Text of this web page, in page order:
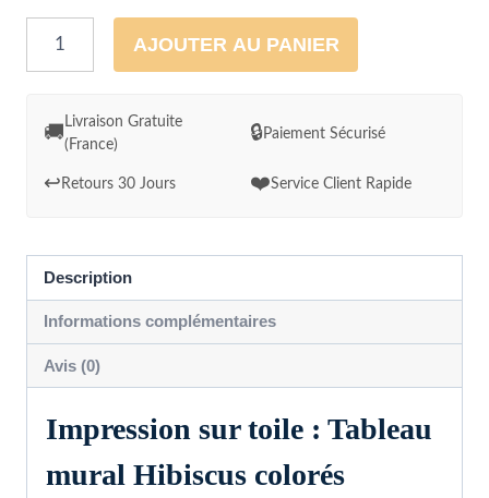
quantité
mural
Hibiscus
colorés
AJOUTER AU PANIER
🚚
Livraison Gratuite
(France)
🔒Paiement Sécurisé
↩️ Retours 30 Jours ❤️Service Client Rapide
Description
Informations complémentaires
Avis (0)
Impression sur toile : Tableau
mural Hibiscus colorés